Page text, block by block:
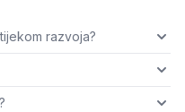
razvoja?